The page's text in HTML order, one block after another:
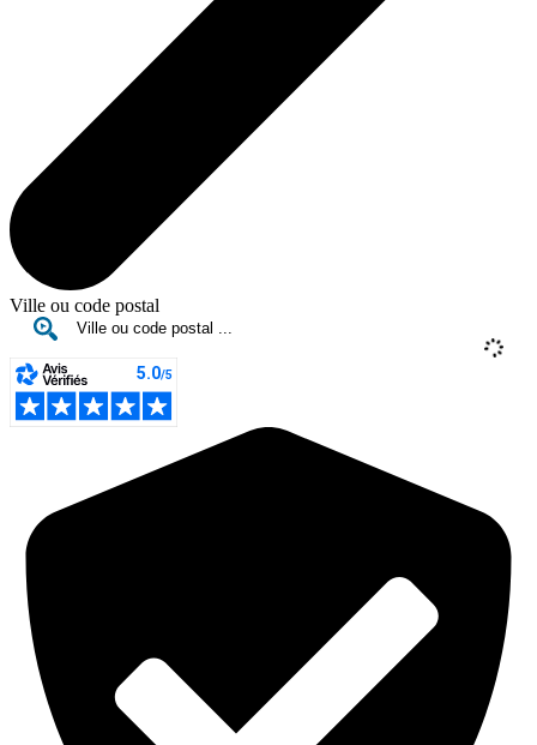
Ville ou code postal